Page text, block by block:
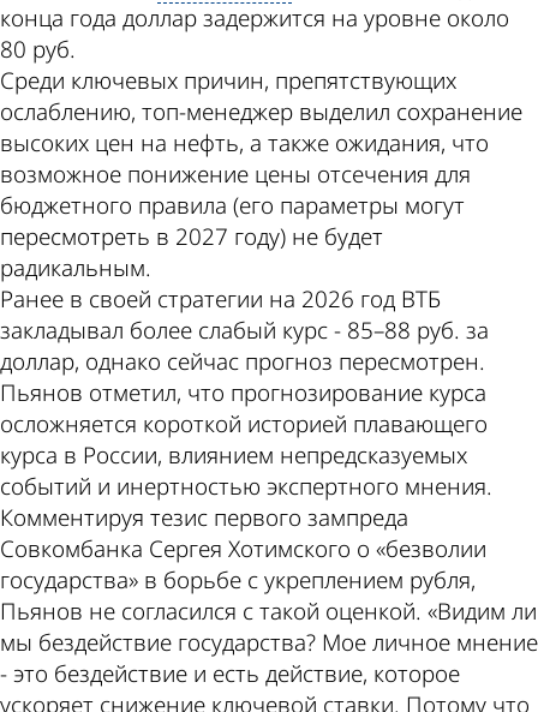
конца года доллар задержится на уровне около
80 руб.
Среди ключевых причин, препятствующих
ослаблению, топ-менеджер выделил сохранение
высоких цен на нефть, а также ожидания, что
возможное понижение цены отсечения для
бюджетного правила (его параметры могут
пересмотреть в 2027 году) не будет
радикальным.
Ранее в своей стратегии на 2026 год ВТБ
закладывал более слабый курс - 85–88 руб. за
доллар, однако сейчас прогноз пересмотрен.
Пьянов отметил, что прогнозирование курса
осложняется короткой историей плавающего
курса в России, влиянием непредсказуемых
событий и инертностью экспертного мнения.
Комментируя тезис первого зампреда
Совкомбанка Сергея Хотимского о «безволии
государства» в борьбе с укреплением рубля,
Пьянов не согласился с такой оценкой. «Видим ли
мы бездействие государства? Мое личное мнение
- это бездействие и есть действие, которое
ускоряет снижение ключевой ставки. Потому что